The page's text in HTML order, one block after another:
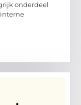
onderdeel